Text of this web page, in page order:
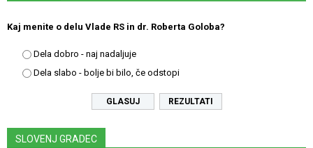
Kaj menite o delu Vlade RS in dr. Roberta Goloba?
Dela dobro - naj nadaljuje
Dela slabo - bolje bi bilo, če odstopi
REZULTATI
SLOVENJ GRADEC